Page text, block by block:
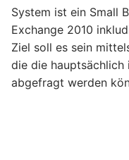
System ist ein Small
Exchange 2010
Ziel soll es sein
die die hauptsächlich
abgefragt werden